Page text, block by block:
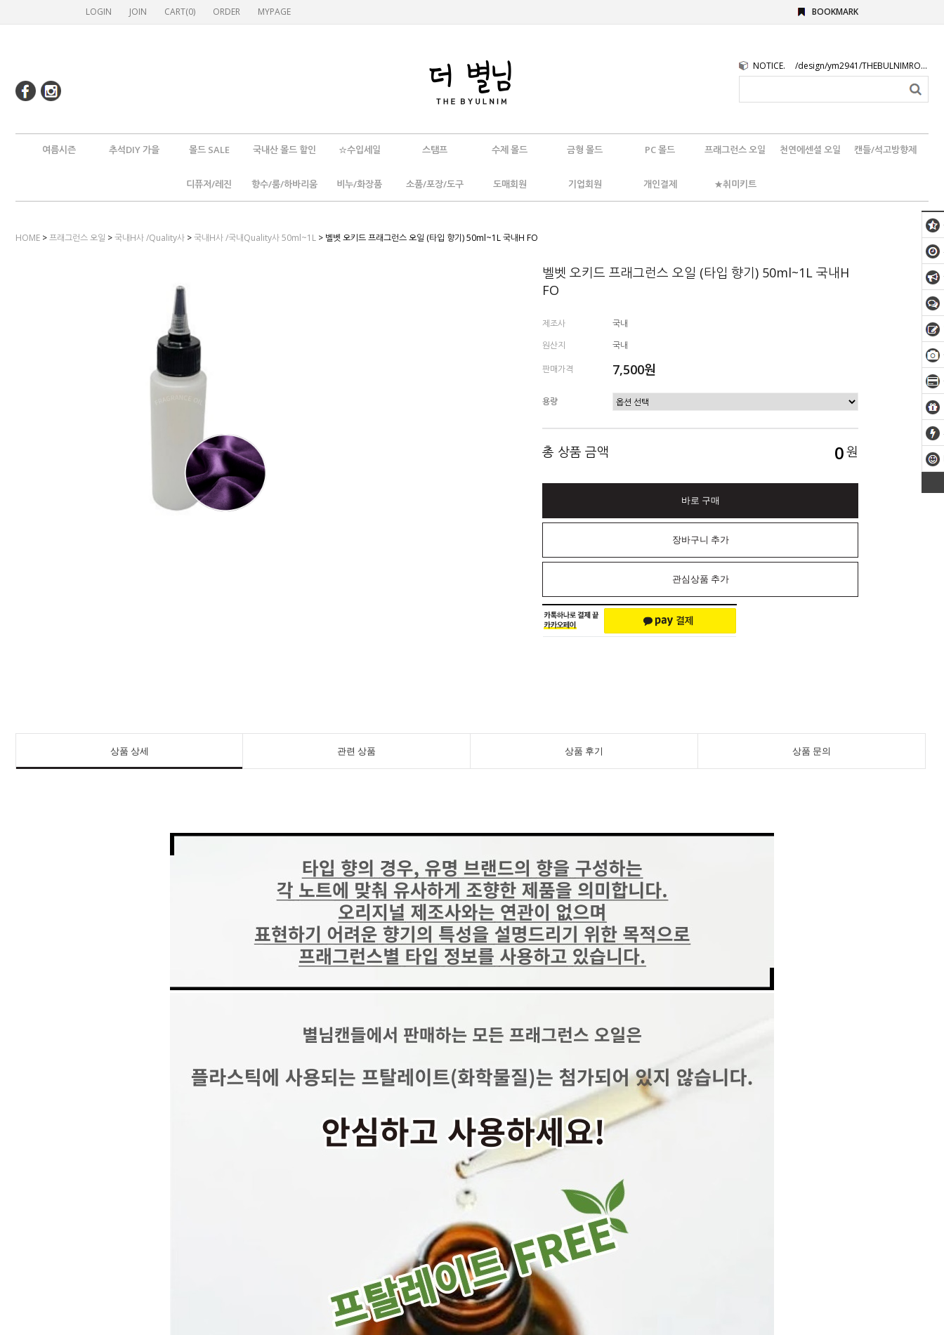
LOGIN JOIN CART(0) ORDER MYPAGE BOOKMARK
NOTICE. /design/ym2941/THEBULNIMROGO.png
여름시즌 추석DIY 가을 몰드 SALE 국내산 몰드 할인 ☆수입세일 스탬프 수제 몰드 금형 몰드 PC 몰드 프래그런스 오일 천연에센셜 오일 캔들/석고방향제
디퓨저/레진 향수/룸/하바리움 비누/화장품 소품/포장/도구 도매회원 기업회원 개인결제 ★취미키트
HOME >프래그런스 오일 >국내H사 /Quality사 >국내H사 /국내Quality사 50ml~1L > 벨벳 오키드 프래그런스 오일 (타입 향기) 50ml~1L 국내H FO
벨벳 오키드 프래그런스 오일 (타입 향기) 50ml~1L 국내H
FO
제조사
국내
원산지
국내
판매가격
7,500원
용량
총 상품 금액 0원
바로 구매
장바구니 추가
관심상품 추가
상품 상세 관련 상품 상품 후기 상품 문의